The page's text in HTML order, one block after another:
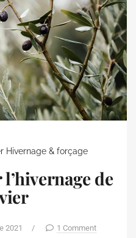
Hivernage & forçage
de
2021 / 1 Comment